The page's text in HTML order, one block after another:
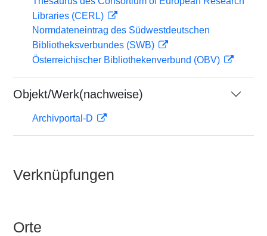
Libraries (CERL)
Normdateneintrag des Südwestdeutschen
Bibliotheksverbundes (SWB)
Österreichischer Bibliothekenverbund (OBV)
Objekt/Werk(nachweise)
Archivportal-D
Verknüpfungen
Orte